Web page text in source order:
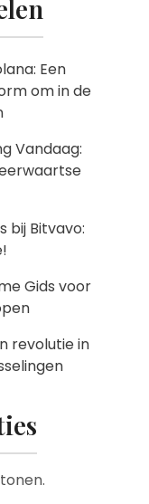
Een
om in de
Vandaag:
bij Bitvavo:
Gids voor
revolutie in